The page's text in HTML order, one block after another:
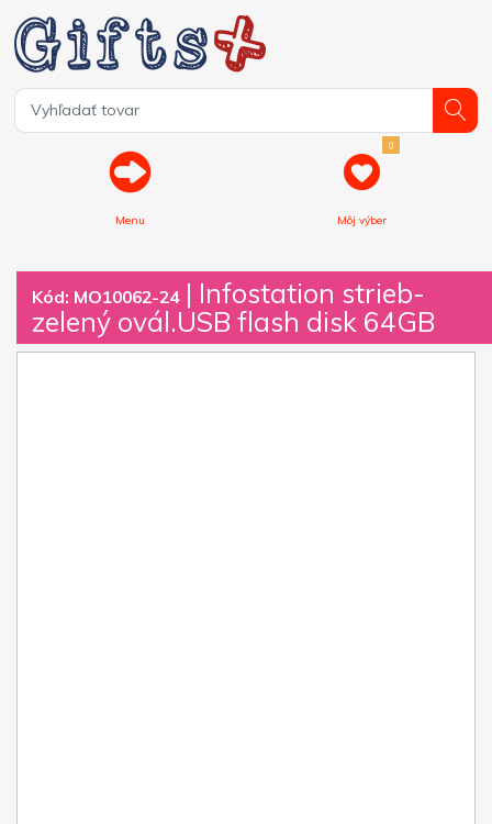
Menu
0
Môj výber
Kód: MO10062-24| Infostation strieb-
zelený ovál.USB flash disk 64GB